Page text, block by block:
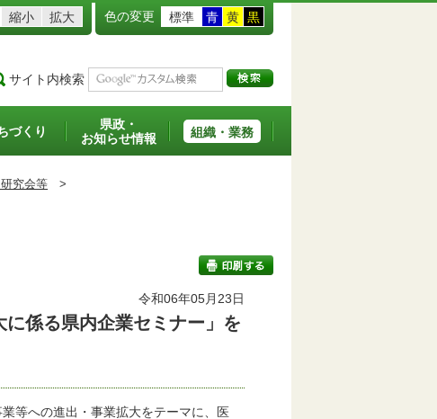
縮小 拡大 色の変更 標準 青 黄 黒
サイト内検索
づくり
県政・
お知らせ情報
組織・業務
究会等 >
令和06年05月23日
係る県内企業セミナー」を
等への進出・事業拡大をテーマに、医